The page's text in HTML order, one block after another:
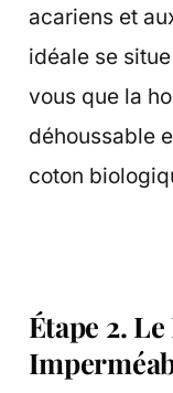
acariens et
idéale se
vous que la
déhoussable
coton
Étape 2.